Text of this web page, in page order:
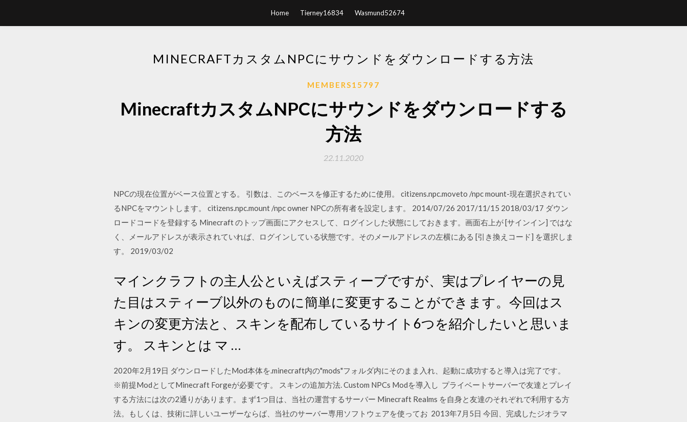
Home Tierney16834 Wasmund52674
MINECRAFTカスタムNPCにサウンドをダウンロードする方法
MEMBERS15797
MinecraftカスタムNPCにサウンドをダウンロードする
方法
22.11.2020
NPCの現在位置がベース位置とする。 引数は、このベースを修正するために使用。 citizens.npc.moveto /npc mount-現在選択されてい
るNPCをマウントします。 citizens.npc.mount /npc owner NPCの所有者を設定します。 2014/07/26 2017/11/15 2018/03/17 ダウン
ロードコードを登録する Minecraft のトップ画面にアクセスして、ログインした状態にしておきます。画面右上が [サインイン] ではな
く、メールアドレスが表示されていれば、ログインしている状態です。そのメールアドレスの左横にある [引き換えコード] を選択しま
す。 2019/03/02
マインクラフトの主人公といえばスティーブですが、実はプレイヤーの見
た目はスティーブ以外のものに簡単に変更することができます。今回はス
キンの変更方法と、スキンを配布しているサイト6つを紹介したいと思いま
す。 スキンとは マ …
2020年2月19日 ダウンロードしたMod本体を.minecraft内の"mods"フォルダ内にそのまま入れ、起動に成功すると導入は完了です。
※前提ModとしてMinecraft Forgeが必要です。 スキンの追加方法. Custom NPCs Modを導入し プライベートサーバーで友達とプレイ
する方法には次の2通りがあります。まず1つ目は、当社の運営するサーバー Minecraft Realms を自身と友達のそれぞれで利用する方
法。もしくは、技術に詳しいユーザーならば、当社のサーバー専用ソフトウェアを使ってお 2013年7月5日 今回、完成したジオラマ